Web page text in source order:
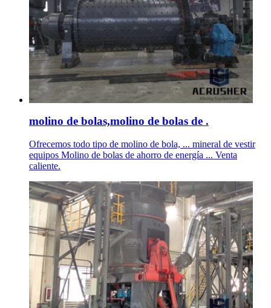
molino de bolas,molino de bolas de .
Ofrecemos todo tipo de molino de bola, ... mineral de vestir
equipos Molino de bolas de ahorro de energía ... Venta
caliente.